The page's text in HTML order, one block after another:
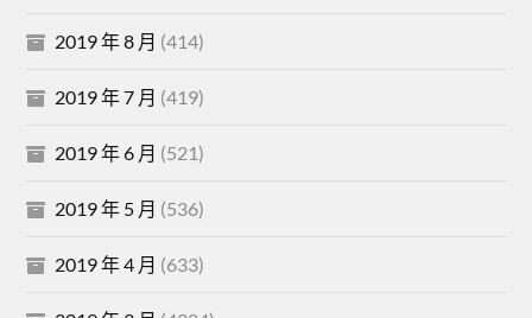
2019 年 8 月 (414)
2019 年 7 月 (419)
2019 年 6 月 (521)
2019 年 5 月 (536)
2019 年 4 月 (633)